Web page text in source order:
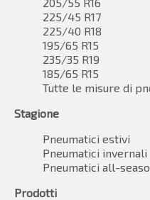
225/45 R17
225/40 R18
195/65 R15
235/35 R19
185/65 R15
Tutte le misure di
Stagione
Pneumatici estivi
Pneumatici invernali
Pneumatici all-
Prodotti